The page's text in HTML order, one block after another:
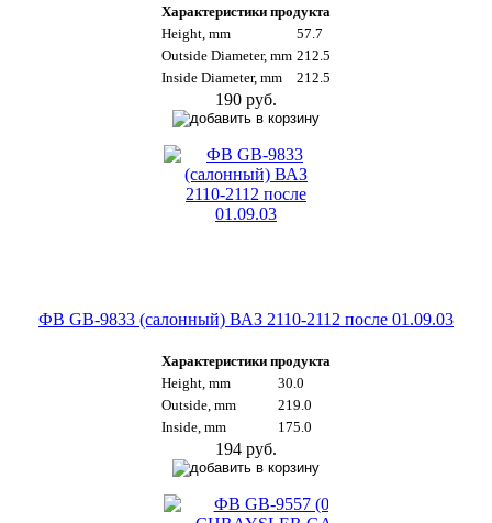
Характеристики продукта
Height, mm
57.7
Outside Diameter, mm 212.5
Inside Diameter, mm
212.5
190 руб.
ФВ GB-9833 (салонный) ВАЗ 2110-2112 после 01.09.03
Характеристики продукта
Height, mm
30.0
Outside, mm
219.0
Inside, mm
175.0
194 руб.